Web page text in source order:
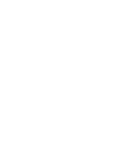
die Wahl von